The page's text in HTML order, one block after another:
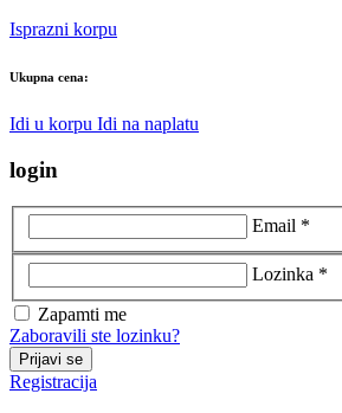
Isprazni korpu
Ukupna cena:
Idi u korpu Idi na naplatu
login
Email *
Lozinka *
Zapamti me
Zaboravili ste lozinku?
Prijavi se
Registracija